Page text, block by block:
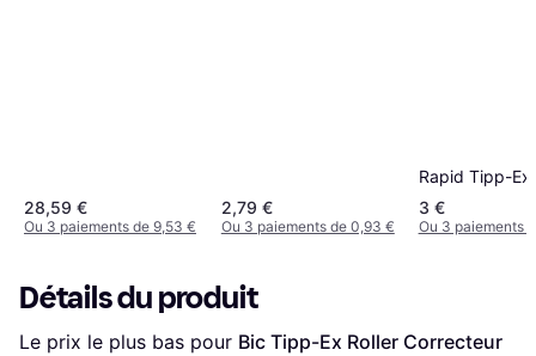
28,59 €
Ou 3 paiements de 9,53 €
2,79 €
Ou 3 paiements de 0,93 €
Rapid Tipp-Ex
3 €
Ou 3 paiements
Détails du produit
Le prix le plus bas pour Bic Tipp-Ex Roller Correcteur